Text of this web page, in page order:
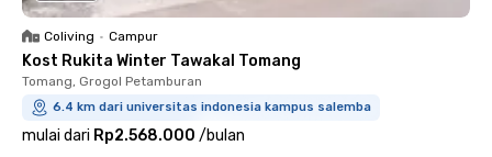
Coliving • Campur
Kost Rukita Winter Tawakal Tomang
Tomang, Grogol Petamburan
6.4 km dari universitas indonesia kampus salemba
mulai dari Rp2.568.000 /bulan